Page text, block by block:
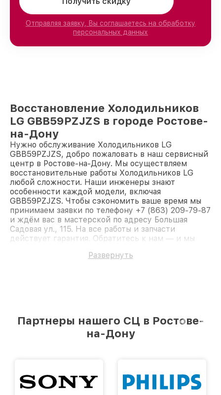
Отправляя заявку, Вы соглашаетесь на обработку
персональных данных
Восстановление Холодильников
LG GBB59PZJZS в городе Ростове-
на-Дону
Нужно обслуживание Холодильников LG
GBB59PZJZS, добро пожаловать в наш сервисный
центр в Ростове-на-Дону. Мы осуществляем
восстановительные работы Холодильников LG
любой сложности. Наши инженеры знают
особенности каждой модели, включая
GBB59PZJZS. Чтобы сэкономить ваше время мы
принимаем заявки по телефону +7 (863) 209-79-87
и ждём вас в мастерской по адресу Большая
Садовая ул., 115. На все работы и запчасти
действует гарантия. Обратитесь к нам — и мы
Развернуть
Партнеры нашего СЦ в Ростове-
на-Дону